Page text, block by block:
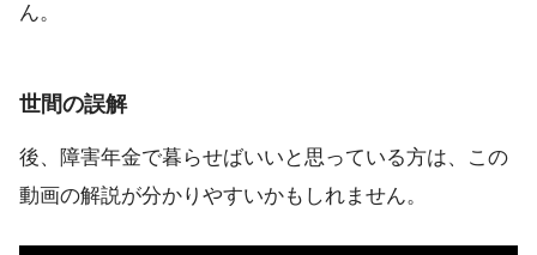
ん。
世間の誤解
後、障害年金で暮らせばいいと思っている方は、この
動画の解説が分かりやすいかもしれません。